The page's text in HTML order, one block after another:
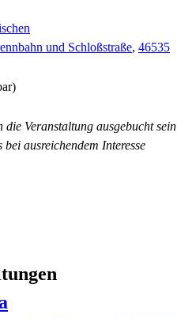
und Schloßstraße, 46535
Veranstaltung ausgebucht sein
ausreichendem Interesse